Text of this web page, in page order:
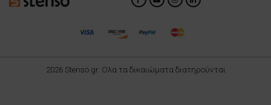
2026 Stenso.gr. Ολα τα δικαιώματα διατηρούνται